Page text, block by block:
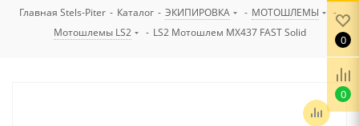
Главная Stels-Piter - Каталог - ЭКИПИРОВКА - МОТОШЛЕМЫ
-
Мотошлемы LS2
- LS2 Мотошлем MX437 FAST Solid
0
0